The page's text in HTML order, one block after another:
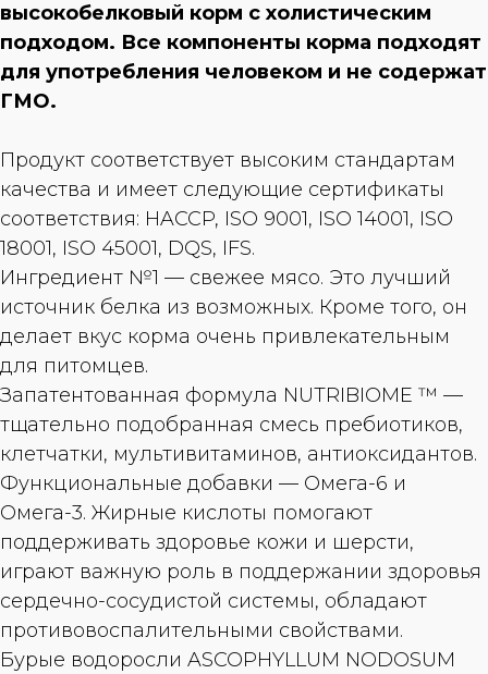
высокобелковый корм с холистическим
подходом. Все компоненты корма подходят
для употребления человеком и не содержат
ГМО.
Продукт соответствует высоким стандартам
качества и имеет следующие сертификаты
соответствия: HACCP, ISO 9001, ISO 14001, ISO
18001, ISO 45001, DQS, IFS.
Ингредиент №1 — свежее мясо. Это лучший
источник белка из возможных. Кроме того, он
делает вкус корма очень привлекательным
для питомцев.
Запатентованная формула NUTRIBIOME ™ —
тщательно подобранная смесь пребиотиков,
клетчатки, мультивитаминов, антиоксидантов.
Функциональные добавки — Омега-6 и
Омега-3. Жирные кислоты помогают
поддерживать здоровье кожи и шерсти,
играют важную роль в поддержании здоровья
сердечно-сосудистой системы, обладают
противовоспалительными свойствами.
Бурые водоросли ASCOPHYLLUM NODOSUM